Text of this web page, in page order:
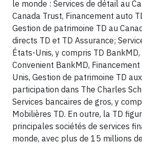
le monde : Services de détail au
Canada Trust, Financement auto
Gestion de patrimoine TD au
directs TD et TD Assurance;
États-Unis, y compris TD
Convenient BankMD,
Unis, Gestion de patrimoine TD
participation dans The Charles
Services bancaires de gros, y
Mobilières TD. En outre, la TD
principales sociétés de services
monde, avec plus de 15 millions